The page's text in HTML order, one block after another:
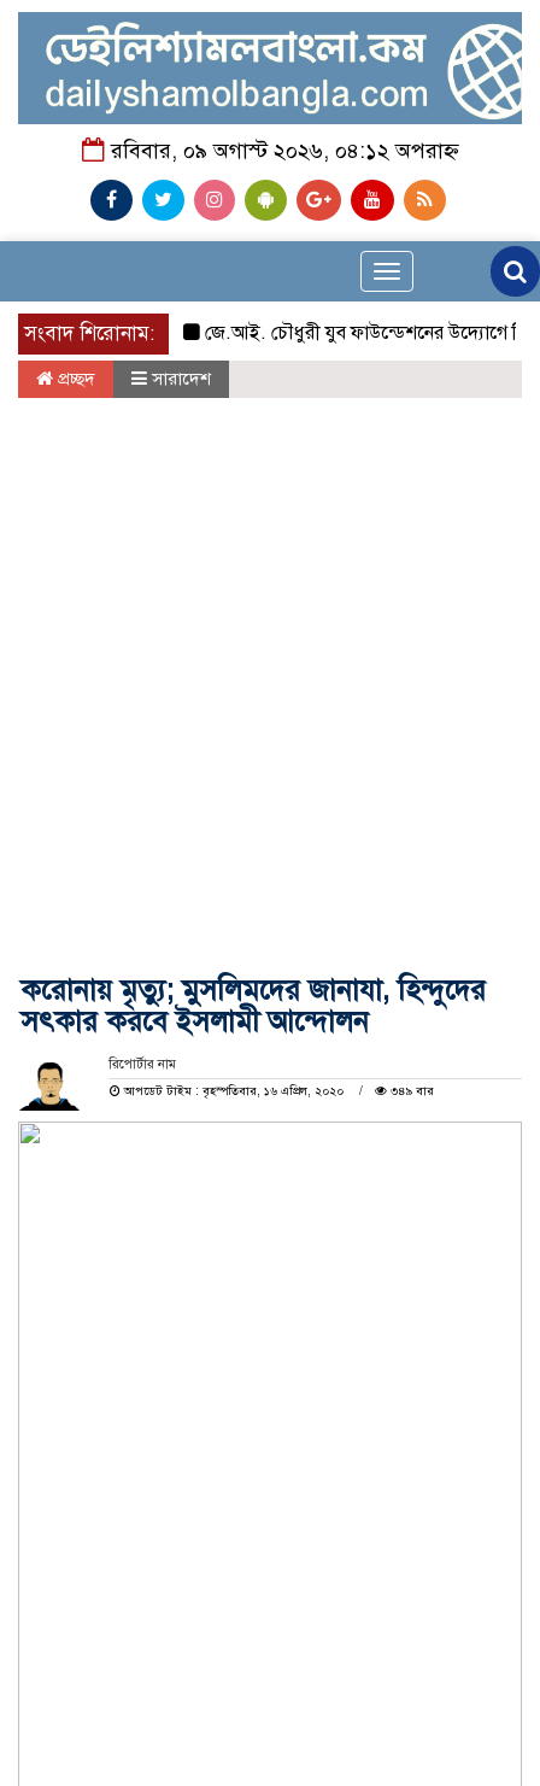
রবিবার, ০৯ অগাস্ট ২০২৬, ০৪:১২ অপরাহ্ন
Toggle
navigation
সংবাদ শিরোনাম:
জে.আই. চৌধুরী যুব ফাউন্ডেশনের উদ্যোগে
প্রচ্ছদ সারাদেশ
করোনায় মৃত্যু; মুসলিমদের জানাযা, হিন্দুদের
সৎকার করবে ইসলামী আন্দোলন
রিপোর্টার নাম
আপডেট টাইম : বৃহস্পতিবার, ১৬ এপ্রিল, ২০২০
৩৪৯ বার